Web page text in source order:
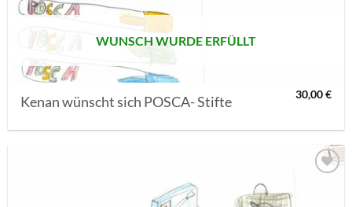
WUNSCH WURDE ERFÜLLT
Kenan wünscht sich POSCA- Stifte 30,00€
MERKLISTE